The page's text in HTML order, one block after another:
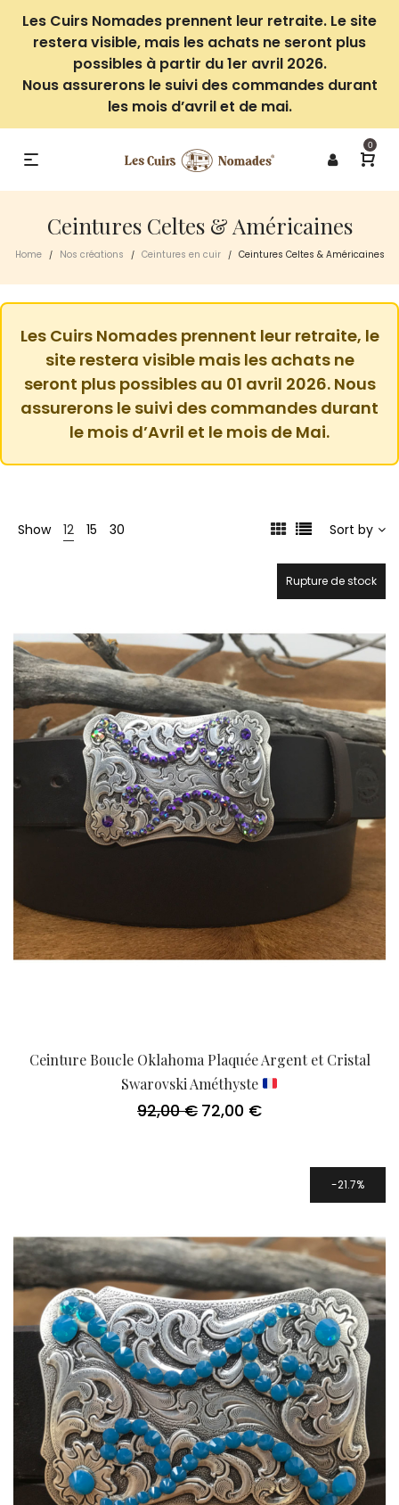
Les Cuirs Nomades prennent leur retraite. Le site
restera visible, mais les achats ne seront plus
possibles à partir du 1er avril 2026.
Nous assurerons le suivi des commandes durant
les mois d’avril et de mai.
0
Ceintures Celtes & Américaines
Home / Nos créations / Ceintures en cuir / Ceintures Celtes & Américaines
Les Cuirs Nomades prennent leur retraite, le
site restera visible mais les achats ne
seront plus possibles au 01 avril 2026. Nous
assurerons le suivi des commandes durant
le mois d’Avril et le mois de Mai.
Show 12 15 30 Sort by
21.7%
Rupture de stock
Ceinture Boucle Oklahoma Plaquée Argent et Cristal
Swarovski Améthyste
92,00€ Le
72,00 €Le
21.7%